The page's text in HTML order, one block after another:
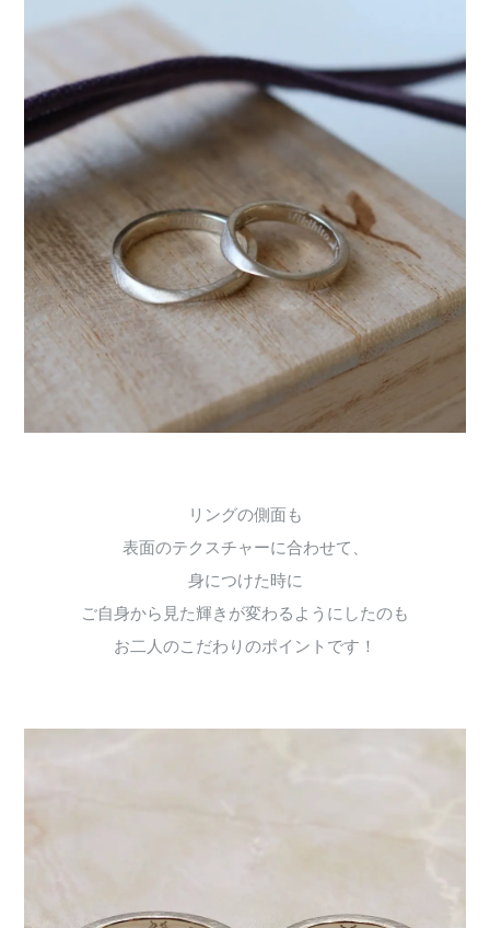
リングの側面も
表面のテクスチャーに合わせて、
身につけた時に
ご自身から見た輝きが変わるようにしたのも
お二人のこだわりのポイントです！